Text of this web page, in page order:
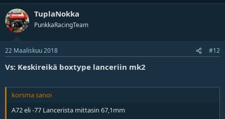
TuplaNokka
PunkkaRacingTeam
22 Maaliskuu 2018 #12
Vs: Keskireikä boxtype lanceriin mk2
korsma sanoi
A72 eli -77 Lancerista mittasin 67,1mm